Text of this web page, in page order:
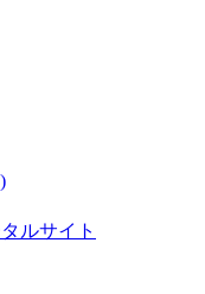
ルサイト